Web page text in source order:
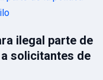
ilegal parte de
solicitantes de